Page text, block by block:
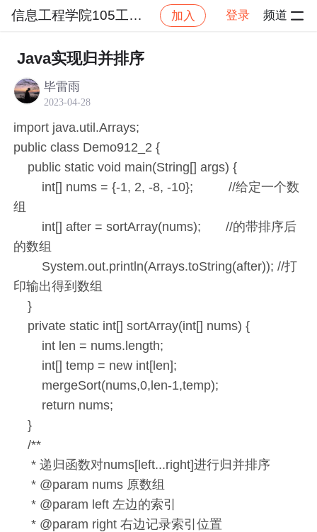
信息工程学院105工作室 加入 登录 频道
社区 信息工程学院105工作室
Java实现归并排序
毕雷雨
2023-04-28
import java.util.Arrays;
public class Demo912_2 {
public static void main(String[] args) {
int[] nums = {-1, 2, -8, -10}; //给定一个数
组
int[] after = sortArray(nums); //的带排序后
的数组
System.out.println(Arrays.toString(after)); //打
印输出得到数组
}
private static int[] sortArray(int[] nums) {
int len = nums.length;
int[] temp = new int[len];
mergeSort(nums,0,len-1,temp);
return nums;
}
/**
* 递归函数对nums[left...right]进行归并排序
* @param nums 原数组
* @param left 左边的索引
* @param right 右边记录索引位置